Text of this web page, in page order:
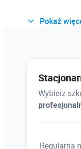
eksploratora
przeglądarki
bazach,
Pokaż
Wybierz
Regularna